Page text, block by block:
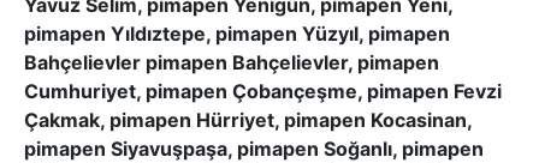
pimapen Yıldıztepe, pimapen Yüzyıl, pimapen
Bahçelievler pimapen Bahçelievler, pimapen
Cumhuriyet, pimapen Çobançeşme, pimapen Fevzi
Çakmak, pimapen Hürriyet, pimapen Kocasinan,
pimapen Siyavuşpaşa, pimapen Soğanlı, pimapen